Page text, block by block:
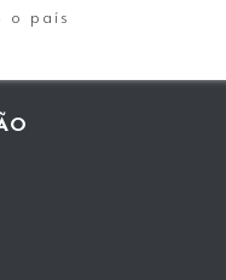
o país